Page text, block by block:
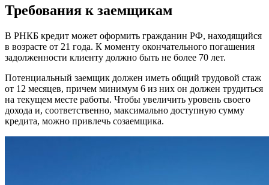
Требования к заемщикам
В РНКБ кредит может оформить гражданин РФ, находящийся
в возрасте от 21 года. К моменту окончательного погашения
задолженности клиенту должно быть не более 70 лет.
Потенциальный заемщик должен иметь общий трудовой стаж
от 12 месяцев, причем минимум 6 из них он должен трудиться
на текущем месте работы. Чтобы увеличить уровень своего
дохода и, соответственно, максимально доступную сумму
кредита, можно привлечь созаемщика.